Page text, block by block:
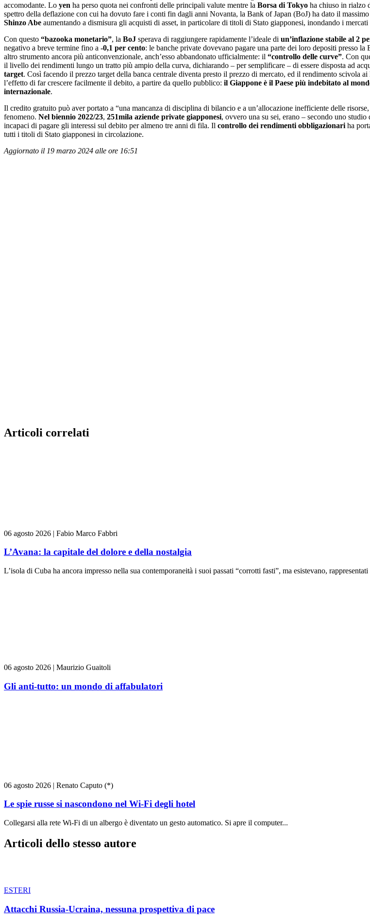
accomodante. Lo yen ha perso quota nei confronti delle principali valute mentre la Borsa di Tokyo ha chiuso in rialzo
spettro della deflazione con cui ha dovuto fare i conti fin dagli anni Novanta, la Bank of Japan (BoJ) ha dato il
Shinzo Abe aumentando a dismisura gli acquisti di asset, in particolare di titoli di Stato giapponesi, inondando i
Con questo “bazooka monetario”, la BoJ sperava di raggiungere rapidamente l’ideale di un’inflazione stabile al 2
negativo a breve termine fino a -0,1 per cento: le banche private dovevano pagare una parte dei loro depositi presso
altro strumento ancora più anticonvenzionale, anch’esso abbandonato ufficialmente: il “controllo delle curve”. Con
il livello dei rendimenti lungo un tratto più ampio della curva, dichiarando – per semplificare – di essere disposta ad
target. Così facendo il prezzo target della banca centrale diventa presto il prezzo di mercato, ed il rendimento scivola
l’effetto di far crescere facilmente il debito, a partire da quello pubblico: il Giappone è il Paese più indebitato al
internazionale.
Il credito gratuito può aver portato a “una mancanza di disciplina di bilancio e a un’allocazione inefficiente delle
fenomeno. Nel biennio 2022/23, 251mila aziende private giapponesi, ovvero una su sei, erano – secondo uno studio
incapaci di pagare gli interessi sul debito per almeno tre anni di fila. Il controllo dei rendimenti obbligazionari ha
tutti i titoli di Stato giapponesi in circolazione.
Aggiornato il 19 marzo 2024 alle ore 16:51
Articoli correlati
06 agosto 2026 | Fabio Marco Fabbri
L’Avana: la capitale del dolore e della nostalgia
L’isola di Cuba ha ancora impresso nella sua contemporaneità i suoi passati “corrotti fasti”, ma esistevano,
06 agosto 2026 | Maurizio Guaitoli
Gli anti-tutto: un mondo di affabulatori
06 agosto 2026 | Renato Caputo (*)
Le spie russe si nascondono nel Wi-Fi degli hotel
Collegarsi alla rete Wi-Fi di un albergo è diventato un gesto automatico. Si apre il computer...
Articoli dello stesso autore
ESTERI
Attacchi Russia-Ucraina, nessuna prospettiva di pace